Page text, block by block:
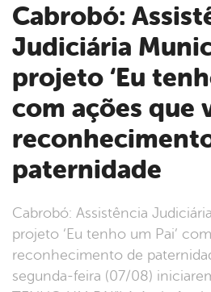
Cabrobó: Assistência
Judiciária
projeto ‘Eu
com ações que
paternidade
Cabrobó: Assistência Judiciária Municipal inicia
projeto ‘Eu tenho um Pai’
reconhecimento de
segunda-feira (07/08)